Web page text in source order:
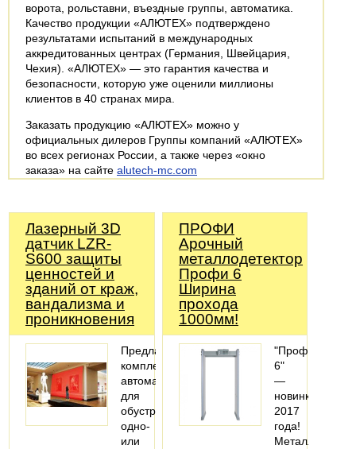
ворота, рольставни, въездные группы, автоматика.
Качество продукции «АЛЮТЕХ» подтверждено
результатами испытаний в международных
аккредитованных центрах (Германия, Швейцария,
Чехия). «АЛЮТЕХ» — это гарантия качества и
безопасности, которую уже оценили миллионы
клиентов в 40 странах мира.
Заказать продукцию «АЛЮТЕХ» можно у
официальных дилеров Группы компаний «АЛЮТЕХ»
во всех регионах России, а также через «окно
заказа» на сайте alutech-mc.com
Лазерный 3D
датчик LZR-
S600 защиты
ценностей и
зданий от краж,
вандализма и
проникновения
Предлагаем
комплекты
автоматики
для
обустройства
одно-
или
ПРОФИ
Арочный
металлодетектор
Профи 6
Ширина
прохода
1000мм!
"Профи
6"
—
новинка
2017
года!